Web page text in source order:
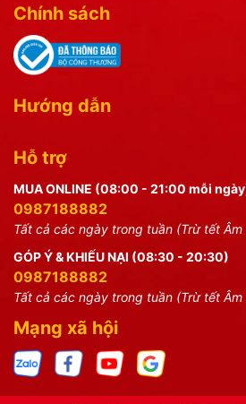
Chính sách
Hướng dẫn
Hỗ trợ
MUA ONLINE (08:00 - 21:00 mỗi
0987188882
Tất cả các ngày trong tuần (Trừ tết Âm
GÓP Ý & KHIẾU NẠI (08:30 - 20:30)
0987188882
Tất cả các ngày trong tuần (Trừ tết Âm
Mạng xã hội